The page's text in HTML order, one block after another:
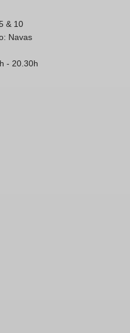
& 10
Navas
- 20.30h